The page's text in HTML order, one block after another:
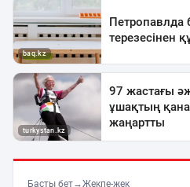
Басты бет→Жекпе-жек